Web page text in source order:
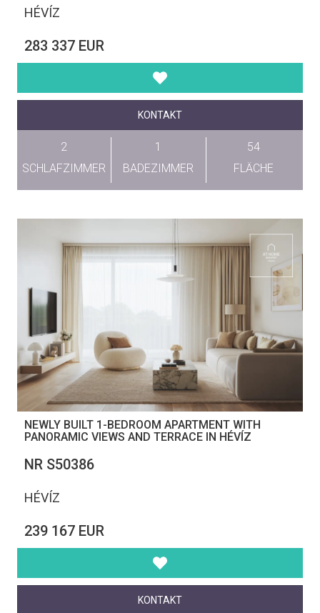
HÉVÍZ
283 337 EUR
KONTAKT
2
SCHLAFZIMMER
1
BADEZIMMER
54
FLÄCHE
NEWLY BUILT 1-BEDROOM APARTMENT WITH
PANORAMIC VIEWS AND TERRACE IN HÉVÍZ
NR S50386
HÉVÍZ
239 167 EUR
KONTAKT